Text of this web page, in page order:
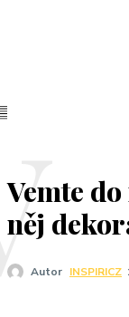
Vemte
něj
Autor INSPIRICZ